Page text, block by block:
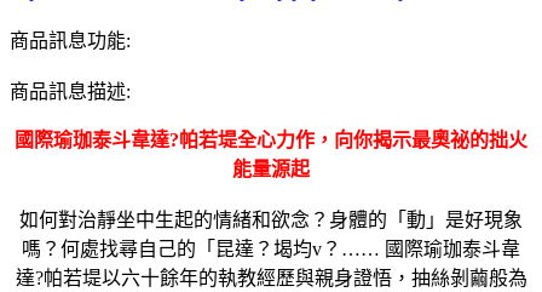
商品訊息功能:
商品訊息描述:
國際瑜珈泰斗韋達?帕若堤全心力作，向你揭示最奧祕的拙火
能量源起
如何對治靜坐中生起的情緒和欲念？身體的「動」是好現象
嗎？何處找尋自己的「昆達？堨均v？…… 國際瑜珈泰斗韋
達?帕若堤以六十餘年的執教經歷與親身證悟，抽絲剝繭般為